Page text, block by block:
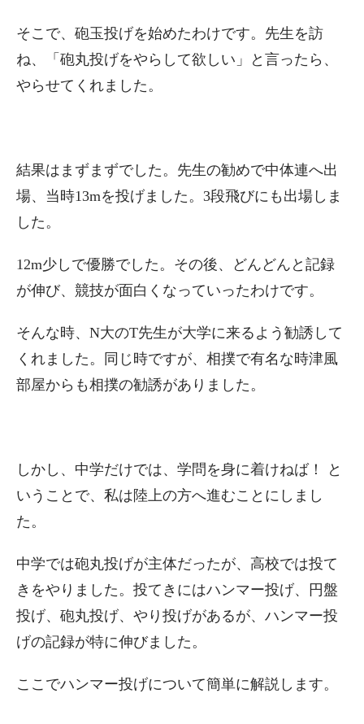
そこで、砲玉投げを始めたわけです。先生を訪
ね、「砲丸投げをやらして欲しい」と言ったら、
やらせてくれました。
結果はまずまずでした。先生の勧めで中体連へ出
場、当時13mを投げました。3段飛びにも出場しま
した。
12m少しで優勝でした。その後、どんどんと記録
が伸び、競技が面白くなっていったわけです。
そんな時、N大のT先生が大学に来るよう勧誘して
くれました。同じ時ですが、相撲で有名な時津風
部屋からも相撲の勧誘がありました。
しかし、中学だけでは、学問を身に着けねば！ と
いうことで、私は陸上の方へ進むことにしまし
た。
中学では砲丸投げが主体だったが、高校では投て
きをやりました。投てきにはハンマー投げ、円盤
投げ、砲丸投げ、やり投げがあるが、ハンマー投
げの記録が特に伸びました。
ここでハンマー投げについて簡単に解説します。